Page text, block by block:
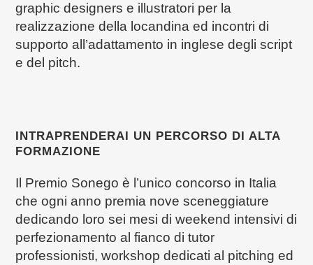
graphic designers e illustratori per la
realizzazione della locandina ed incontri di
supporto all’adattamento in inglese degli script
e del pitch.
INTRAPRENDERAI UN PERCORSO DI ALTA
FORMAZIONE
Il Premio Sonego è l’unico concorso in Italia
che ogni anno premia nove sceneggiature
dedicando loro sei mesi di weekend intensivi di
perfezionamento al fianco di tutor
professionisti, workshop dedicati al pitching ed